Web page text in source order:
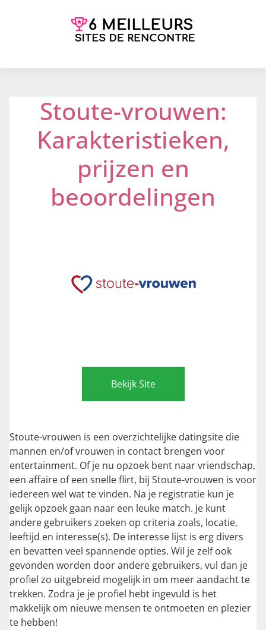
Stoute-vrouwen:
Karakteristieken,
prijzen en
beoordelingen
Bekijk Site
Stoute-vrouwen is een overzichtelijke datingsite die
mannen en/of vrouwen in contact brengen voor
entertainment. Of je nu opzoek bent naar vriendschap,
een affaire of een snelle flirt, bij Stoute-vrouwen is voor
iedereen wel wat te vinden. Na je registratie kun je
gelijk opzoek gaan naar een leuke match. Je kunt
andere gebruikers zoeken op criteria zoals, locatie,
leeftijd en interesse(s). De interesse lijst is erg divers
en bevatten veel spannende opties. Wil je zelf ook
gevonden worden door andere gebruikers, vul dan je
profiel zo uitgebreid mogelijk in om meer aandacht te
trekken. Zodra je je profiel hebt ingevuld is het
makkelijk om nieuwe mensen te ontmoeten en plezier
te hebben!